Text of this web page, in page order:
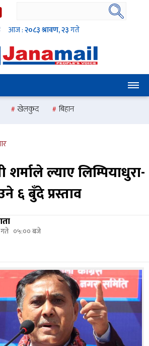
आज :२०८३ श्रावण, २३गते
खेलकुद
बिहान
शर्माले ल्याए लिम्पियाधुरा-
६ बुँदे प्रस्ताव
गते ०५:०० बजे